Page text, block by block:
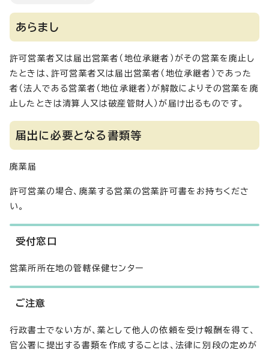
あらまし
許可営業者又は届出営業者（地位承継者）がその営業を廃止し
たときは、許可営業者又は届出営業者（地位承継者）であった
者（法人である営業者（地位承継者）が解散によりその営業を廃
止したときは清算人又は破産管財人）が届け出るものです。
届出に必要となる書類等
廃業届
許可営業の場合、廃業する営業の営業許可書をお持ちくださ
い。
受付窓口
営業所所在地の管轄保健センター
ご注意
行政書士でない方が、業として他人の依頼を受け報酬を得て、
官公署に提出する書類を作成することは、法律に別段の定めが